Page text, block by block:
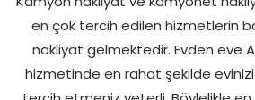
en çok tercih edilen hizmetlerin
nakliyat gelmektedir. Evden eve
hizmetinde en rahat şekilde evinizi